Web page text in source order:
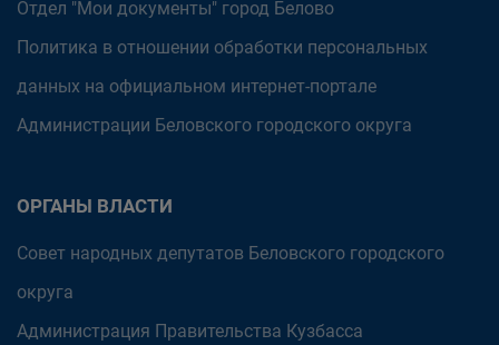
Отдел "Мои документы" город Белово
Политика в отношении обработки персональных
данных на официальном интернет-портале
Администрации Беловского городского округа
ОРГАНЫ ВЛАСТИ
Совет народных депутатов Беловского городского
округа
Администрация Правительства Кузбасса